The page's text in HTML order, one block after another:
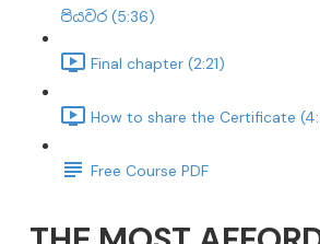
පියවර (5:36)
Final chapter (2:21)
How to share the Certificate
Free Course PDF